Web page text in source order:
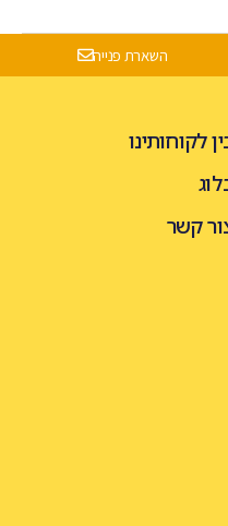
השארת פנייה
לקוחותינו
קשר